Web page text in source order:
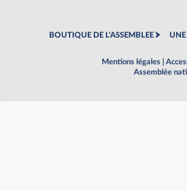
BOUTIQUE DE L'ASSEMBLEE UNE
Mentions légales
Assemblée